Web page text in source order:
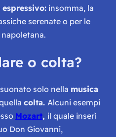
insomma, la
serenate o per le
o colta?
solo nella musica
colta. Alcuni esempi
Mozart, il quale inserì
Don Giovanni,